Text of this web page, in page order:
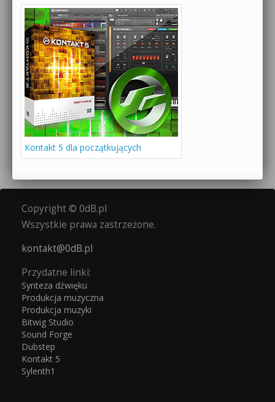
Kontakt 5 dla początkujących
Copyright © 0dB.pl
Wszystkie prawa zastrzeżone.
kontakt@0dB.pl
Przydatne linki:
Synteza dźwięku
Produkcja muzyczna
Produkcja muzyki
Bitwig Studio
Sound Forge
Dubstep
Kontakt 5
Sylenth1